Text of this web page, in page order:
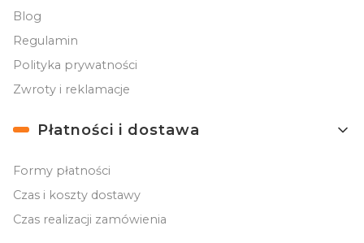
Blog
Regulamin
Polityka prywatności
Zwroty i reklamacje
Płatności i dostawa
Formy płatności
Czas i koszty dostawy
Czas realizacji zamówienia